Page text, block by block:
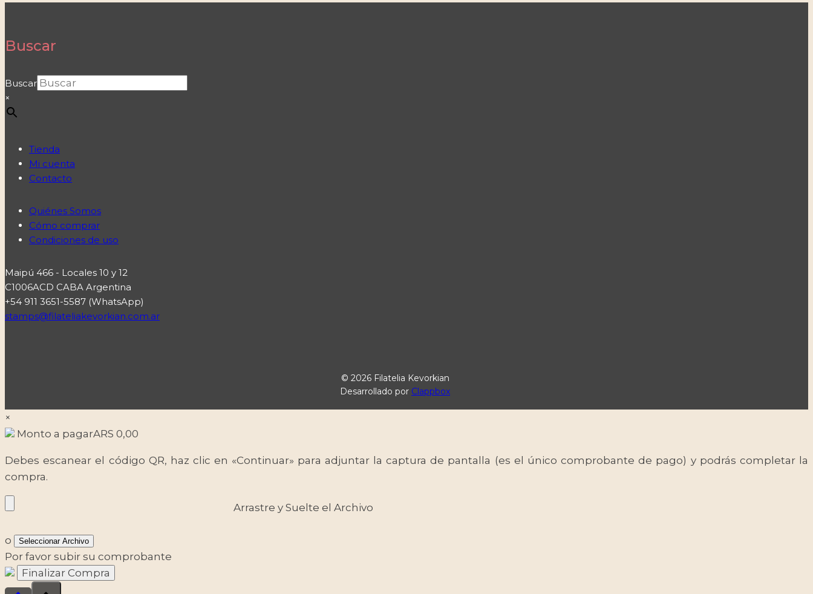
Buscar
Buscar
×
Tienda
Mi cuenta
Contacto
Quiénes Somos
Cómo comprar
Condiciones de uso
Maipú 466 - Locales 10 y 12
C1006ACD CABA Argentina
+54 911 3651-5587 (WhatsApp)
stamps@filateliakevorkian.com.ar
© 2026 Filatelia Kevorkian
Desarrollado por Clappbox
×
Monto a pagarARS 0,00
Debes escanear el código QR, haz clic en «Continuar» para adjuntar la captura de pantalla (es el único comprobante de pago) y podrás completar la
compra.
Arrastre y Suelte el Archivo
o Seleccionar Archivo
Por favor subir su comprobante